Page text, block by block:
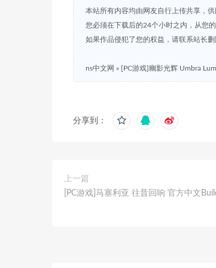
本站所有内容均由网友自行上传共享，
您必须在下载后的24个小时之内，从您
如果作品侵犯了您的权益，请联系站长
ns中文网 » [PC游戏]幽影光辉 Umbra
分享到：
上一篇
[PC游戏]马塞利亚 往昔回响 官方中文